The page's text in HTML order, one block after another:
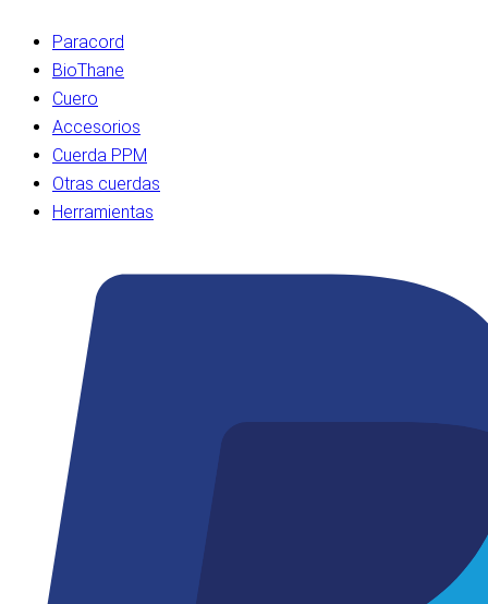
Paracord
BioThane
Cuero
Accesorios
Cuerda PPM
Otras cuerdas
Herramientas